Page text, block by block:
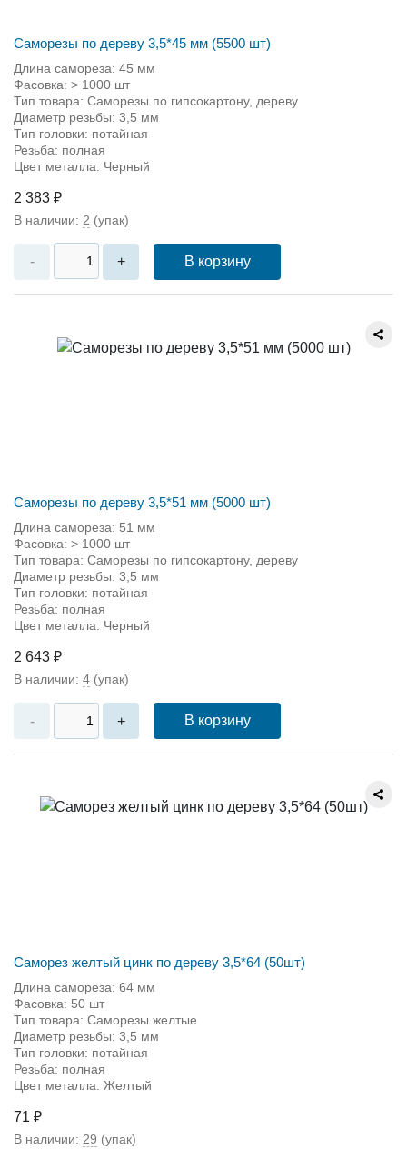
Саморезы по дереву 3,5*45 мм (5500 шт)
Длина самореза: 45 мм
Фасовка: > 1000 шт
Тип товара: Саморезы по гипсокартону, дереву
Диаметр резьбы: 3,5 мм
Тип головки: потайная
Резьба: полная
Цвет металла: Черный
2 383 ₽
В наличии: 2 (упак)
- + В корзину
Саморезы по дереву 3,5*51 мм (5000 шт)
Длина самореза: 51 мм
Фасовка: > 1000 шт
Тип товара: Саморезы по гипсокартону, дереву
Диаметр резьбы: 3,5 мм
Тип головки: потайная
Резьба: полная
Цвет металла: Черный
2 643 ₽
В наличии: 4 (упак)
- + В корзину
Саморез желтый цинк по дереву 3,5*64 (50шт)
Длина самореза: 64 мм
Фасовка: 50 шт
Тип товара: Саморезы желтые
Диаметр резьбы: 3,5 мм
Тип головки: потайная
Резьба: полная
Цвет металла: Желтый
71 ₽
В наличии: 29 (упак)